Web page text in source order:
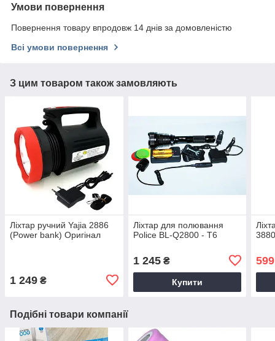
Умови повернення
Повернення товару впродовж 14 днів за домовленістю
Всі умови повернення
З цим товаром також замовляють
Ліхтар ручний Yajia 2886
(Power bank) Оригінал
1 249 ₴
Ліхтар для полювання
Police BL-Q2800 - T6
1 245₴
Купити
599
Подібні товари компанії